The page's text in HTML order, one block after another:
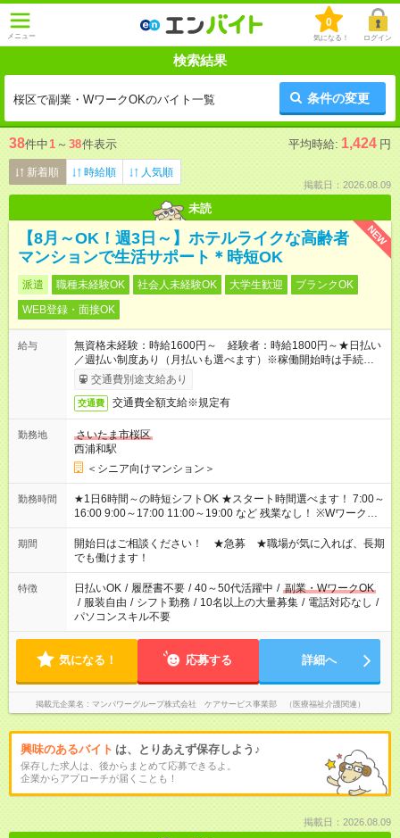
メニュー
0
気になる！ ログイン
検索結果
桜区で副業・WワークOKのバイト一覧 条件の変更
38件中1 ～ 38件表示 平均時給: 1,424 円
新着順 時給順 人気順
掲載日：2026.08.09
未読
NEW
【8月～OK！週3日～】ホテルライクな高齢者
マンションで生活サポート＊時短OK
派遣 職種未経験OK 社会人未経験OK 大学生歓迎
ブランクOK
WEB登録・面接OK
給与
無資格未経験：時給1600円～ 経験者：時給1800円～★日払い
／週払い制度あり（月払いも選べます）※稼働開始時は手続き完
了次第のお支払いとなります。
交通費別途支給あり
交通費 交通費全額支給※規定有
勤務地
さいたま市桜区
西浦和駅
＜シニア向けマンション＞
勤務時間
★1日6時間～の時短シフトOK ★スタート時間選べます！ 7:00～
16:00 9:00～17:00 11:00～19:00 など 残業なし！ ※Wワークの
場合、他のお仕事と合わせ週40時間超の就業はご案内できませ
ん ※法令に基づき、週20時間以上勤務は社会保険への加入対象
となります ※労働者派遣法（日雇い派遣の原則禁止）により、
短時間・短期間の就業はご案内が難しい場合があります
期間
開始日はご相談ください！ ★急募 ★職場が気に入れば、長期
でも働けます！
特徴 日払いOK / 履歴書不要 / 40～50代活躍中 / 副業・WワークOK
/ 服装自由 / シフト勤務 / 10名以上の大量募集 / 電話対応なし /
パソコンスキル不要
気になる！ 応募する 詳細へ
掲載元企業名 マンパワーグループ株式会社 ケアサービス事業部 （医療福祉介護関連）
興味のあるバイト は、とりあえず保存しよう♪
保存した求人は、後からまとめて応募できるよ。
企業からアプローチが届くことも！
掲載日：2026.08.09